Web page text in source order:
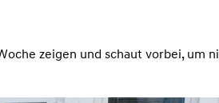
zeigen und schaut vorbei, um